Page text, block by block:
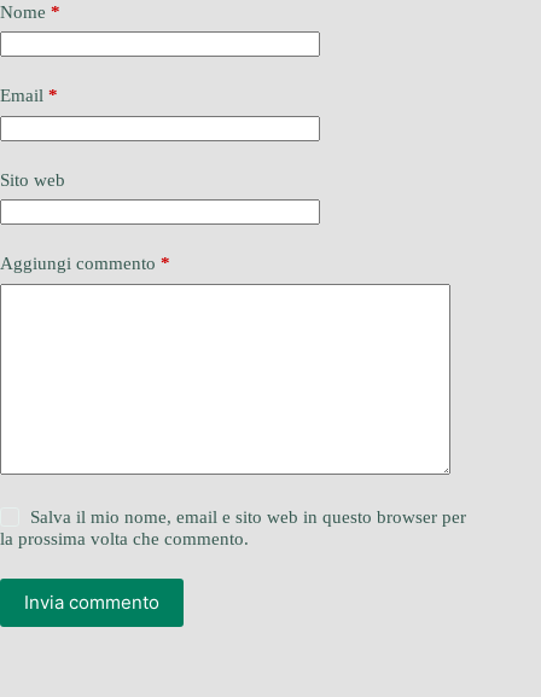
Nome *
Email *
Sito web
Aggiungi commento *
Salva il mio nome, email e sito web in questo browser per
la prossima volta che commento.
Invia commento